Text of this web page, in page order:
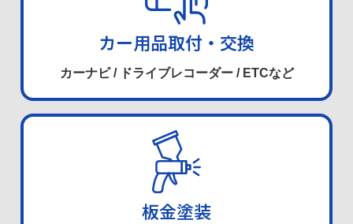
カー用品取付・交換
カーナビ / ドライブレコーダー / ETCなど
板金塗装